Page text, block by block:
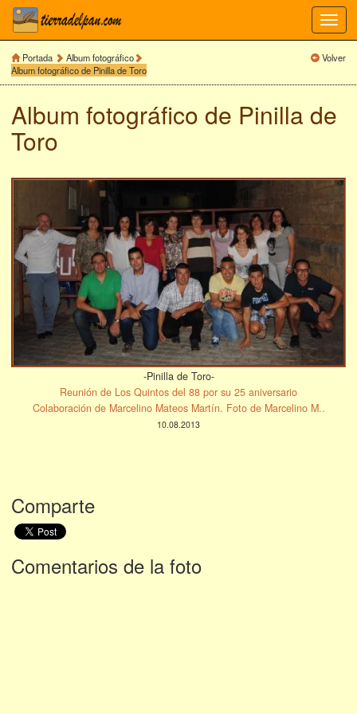
Portada
Album fotográfico
Album fotográfico de Pinilla de Toro
Volver
Album fotográfico de Pinilla de
Toro
-Pinilla de Toro-
Reunión de Los Quintos del 88 por su 25 aniversario
Colaboración de Marcelino Mateos Martín. Foto de Marcelino M..
10.08.2013
Comparte
Comentarios de la foto